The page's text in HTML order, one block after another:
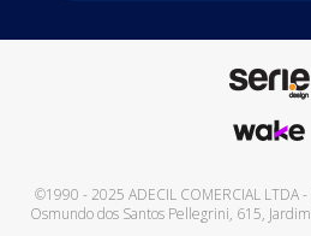
©1990 - 2025 ADECIL COMERCIAL LTDA-
Osmundo dos Santos Pellegrini, 615,